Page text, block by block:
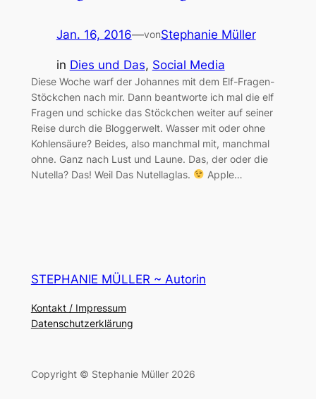
Jan. 16, 2016—vonStephanie Müller
in Dies und Das, Social Media
Diese Woche warf der Johannes mit dem Elf-Fragen-
Stöckchen nach mir. Dann beantworte ich mal die elf
Fragen und schicke das Stöckchen weiter auf seiner
Reise durch die Bloggerwelt. Was­ser mit oder ohne
Koh­len­säure? Beides, also manchmal mit, manchmal
ohne. Ganz nach Lust und Laune. Das, der oder die
Nu­tella? Das! Weil Das Nutellaglas.
Ap­ple…
STEPHANIE MÜLLER ~ Autorin
Kontakt / Impressum
Datenschutzerklärung
Copyright © Stephanie Müller 2026